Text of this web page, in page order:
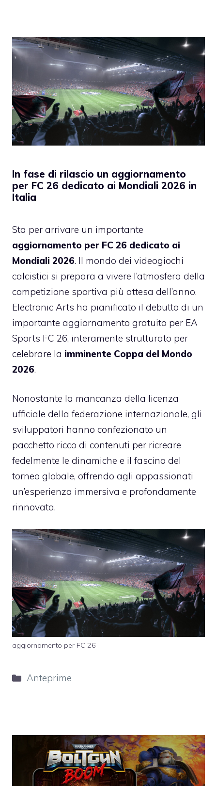
In fase di rilascio un aggiornamento
per FC 26 dedicato ai Mondiali 2026 in
Italia
Sta per arrivare un importante
aggiornamento per FC 26 dedicato ai
Mondiali 2026. Il mondo dei videogiochi
calcistici si prepara a vivere l’atmosfera della
competizione sportiva più attesa dell’anno.
Electronic Arts ha pianificato il debutto di un
importante aggiornamento gratuito per EA
Sports FC 26, interamente strutturato per
celebrare la imminente Coppa del Mondo
2026.
Nonostante la mancanza della licenza
ufficiale della federazione internazionale, gli
sviluppatori hanno confezionato un
pacchetto ricco di contenuti per ricreare
fedelmente le dinamiche e il fascino del
torneo globale, offrendo agli appassionati
un’esperienza immersiva e profondamente
rinnovata.
aggiornamento per FC 26
Categorie
Anteprime